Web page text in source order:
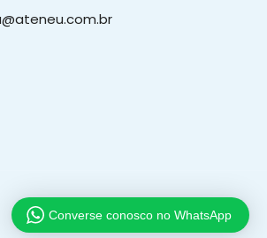
Converse conosco no WhatsApp